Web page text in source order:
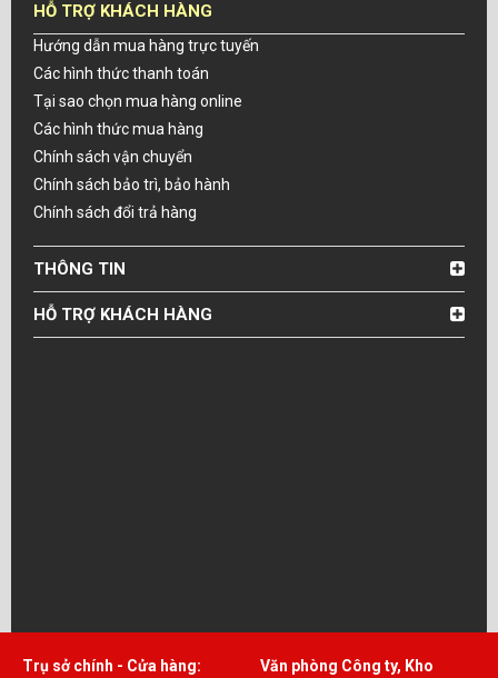
HỖ TRỢ KHÁCH HÀNG
Hướng dẫn mua hàng trực tuyến
Các hình thức thanh toán
Tại sao chọn mua hàng online
Các hình thức mua hàng
Chính sách vận chuyển
Chính sách bảo trì, bảo hành
Chính sách đổi trả hàng
THÔNG TIN
HỖ TRỢ KHÁCH HÀNG
Trụ sở chính - Cửa hàng:
Văn phòng Công ty, Kho